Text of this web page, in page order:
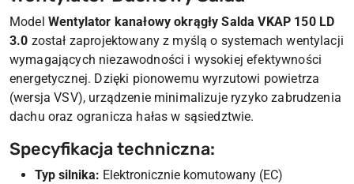
Model Wentylator kanałowy okrągły Salda VKAP 150 LD
3.0 został zaprojektowany z myślą o systemach wentylacji
wymagających niezawodności i wysokiej efektywności
energetycznej. Dzięki pionowemu wyrzutowi powietrza
(wersja VSV), urządzenie minimalizuje ryzyko zabrudzenia
dachu oraz ogranicza hałas w sąsiedztwie.
Specyfikacja techniczna:
Typ silnika: Elektronicznie komutowany (EC)